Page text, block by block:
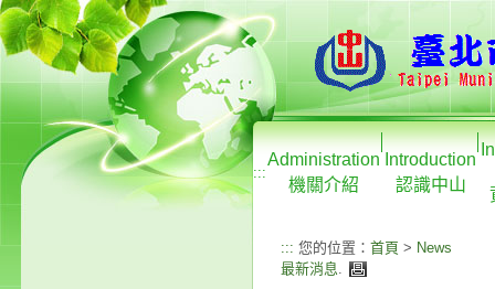
:::
Administration
機關介紹
Introduction
認識中山
::: 您的位置： 首頁 > News
最新消息.